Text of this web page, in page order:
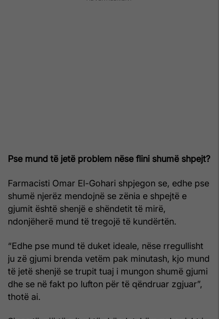
Pse mund të jetë problem nëse flini shumë shpejt?
Farmacisti Omar El-Gohari shpjegon se, edhe pse
shumë njerëz mendojnë se zënia e shpejtë e
gjumit është shenjë e shëndetit të mirë,
ndonjëherë mund të tregojë të kundërtën.
“Edhe pse mund të duket ideale, nëse rregullisht
ju zë gjumi brenda vetëm pak minutash, kjo mund
të jetë shenjë se trupit tuaj i mungon shumë gjumi
dhe se në fakt po lufton për të qëndruar zgjuar”,
thotë ai.